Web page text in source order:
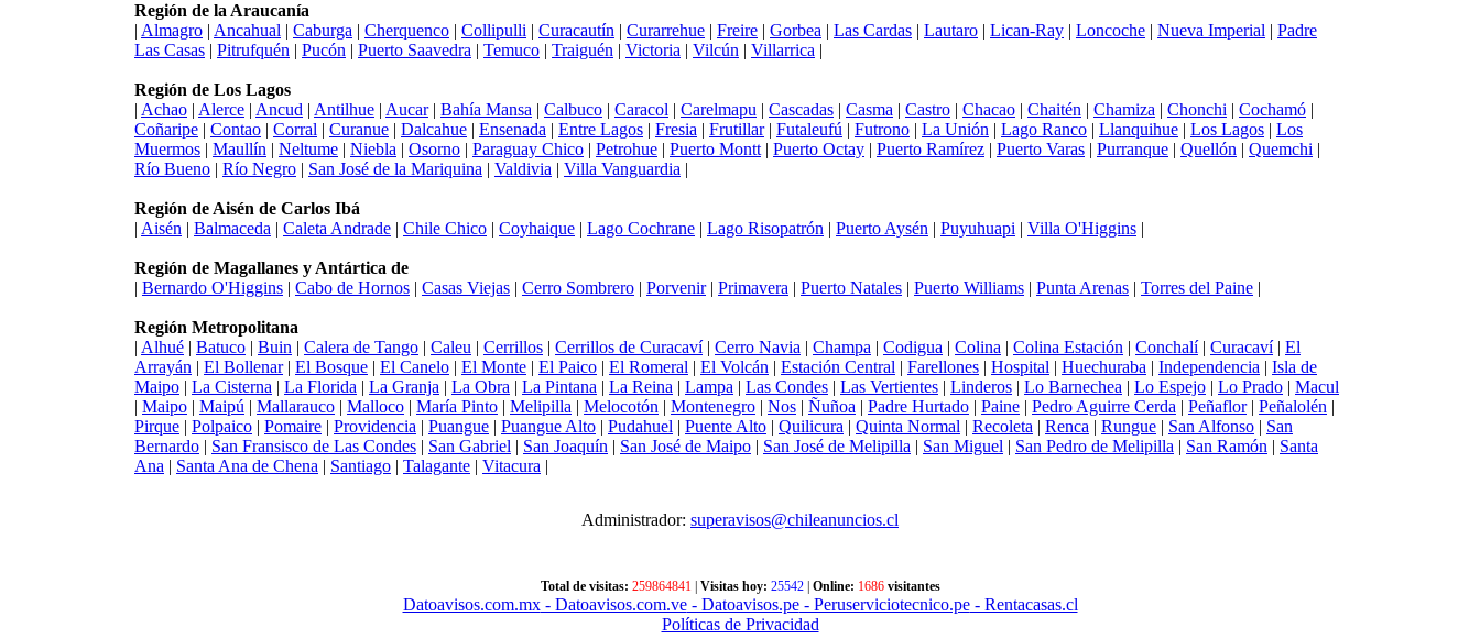
Región de la Araucanía
| Almagro | Ancahual | Caburga | Cherquenco | Collipulli | Curacautín | Curarrehue | Freire | Gorbea | Las Cardas | Lautaro | Lican-Ray | Loncoche | Nueva Imperial | Padre
Las Casas | Pitrufquén | Pucón | Puerto Saavedra | Temuco | Traiguén | Victoria | Vilcún | Villarrica |
Región de Los Lagos
| Achao | Alerce | Ancud | Antilhue | Aucar| Bahía Mansa | Calbuco | Caracol | Carelmapu | Cascadas | Casma | Castro | Chacao | Chaitén | Chamiza | Chonchi | Cochamó |
Coñaripe | Contao | Corral | Curanue | Dalcahue | Ensenada | Entre Lagos | Fresia | Frutillar| Futaleufú | Futrono | La Unión | Lago Ranco | Llanquihue | Los Lagos | Los
Muermos | Maullín | Neltume | Niebla | Osorno | Paraguay Chico | Petrohue | Puerto Montt | Puerto Octay | Puerto Ramírez | Puerto Varas | Purranque | Quellón | Quemchi |
Río Bueno | Río Negro | San José de la Mariquina | Valdivia | Villa Vanguardia |
Región de Aisén de Carlos Ibá
| Aisén | Balmaceda | Caleta Andrade | Chile Chico | Coyhaique | Lago Cochrane | Lago Risopatrón | Puerto Aysén | Puyuhuapi | Villa O'Higgins |
Región de Magallanes y Antártica de
| Bernardo O'Higgins | Cabo de Hornos | Casas Viejas | Cerro Sombrero | Porvenir| Primavera | Puerto Natales | Puerto Williams | Punta Arenas | Torres del Paine |
Región Metropolitana
| Alhué | Batuco | Buin | Calera de Tango | Caleu | Cerrillos | Cerrillos de Curacaví| Cerro Navia | Champa | Codigua | Colina | Colina Estación | Conchalí| Curacaví| El
Arrayán | El Bollenar| El Bosque | El Canelo | El Monte | El Paico | El Romeral | El Volcán | Estación Central | Farellones | Hospital | Huechuraba | Independencia | Isla de
Maipo | La Cisterna | La Florida | La Granja | La Obra | La Pintana | La Reina | Lampa | Las Condes | Las Vertientes | Linderos | Lo Barnechea | Lo Espejo | Lo Prado | Macul
| Maipo | Maipú | Mallarauco | Malloco | María Pinto | Melipilla | Melocotón | Montenegro | Nos | Ñuñoa | Padre Hurtado | Paine | Pedro Aguirre Cerda | Peñaflor| Peñalolén |
Pirque | Polpaico | Pomaire | Providencia | Puangue | Puangue Alto | Pudahuel | Puente Alto | Quilicura | Quinta Normal | Recoleta | Renca | Rungue | San Alfonso | San
Bernardo | San Fransisco de Las Condes | San Gabriel | San Joaquín | San José de Maipo | San José de Melipilla | San Miguel | San Pedro de Melipilla | San Ramón | Santa
Ana | Santa Ana de Chena | Santiago | Talagante | Vitacura |
Administrador: superavisos@chileanuncios.cl
Total de visitas: 259864841| Visitas hoy: 25542| Online: 1686 visitantes
Datoavisos.com.mx- Datoavisos.com.ve- Datoavisos.pe- Peruserviciotecnico.pe- Rentacasas.cl
Políticas de Privacidad